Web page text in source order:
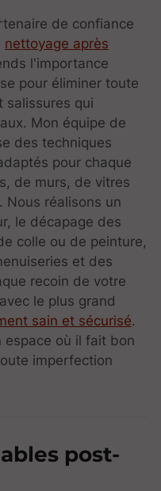
de confiance
nettoyage après
l'importance
pour éliminer toute
salissures qui
Mon équipe de
des techniques
pour chaque
de murs, de vitres
Nous réalisons un
le décapage des
colle ou de peinture,
et des
recoin de votre
le plus grand
sain et sécurisé.
espace où il fait bon
imperfection
post-